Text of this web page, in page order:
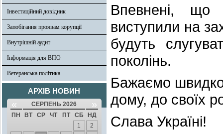
Інвестиційний довідник
Запобігання проявам корупції
Внутрішній аудит
Інформація для ВПО
Ветеранська політика
АРХІВ НОВИН
« СЕРПЕНЬ 2026 »
ПН ВТ СР ЧТ ПТ СБ
НД
1
2
Впевнені, що
виступили на
будуть
поколінь.
Бажаємо
дому, до своїх
Слава Україні!